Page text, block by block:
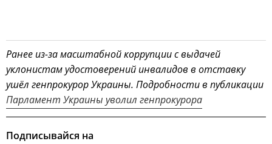
Ранее из-за масштабной коррупции с выдачей
уклонистам удостоверений инвалидов в отставку
ушёл генпрокурор Украины. Подробности в публикации
Парламент Украины уволил генпрокурора
Подписывайся на